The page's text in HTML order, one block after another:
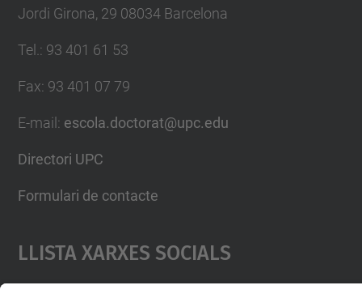
Jordi Girona, 29 08034 Barcelona
Tel.: 93 401 61 53
Fax: 93 401 07 79
E-mail : escola.doctorat@upc.edu
Directori UPC
Formulari de contacte
Llista Xarxes Socials